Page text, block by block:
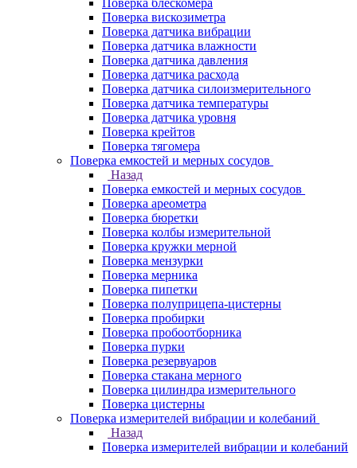
Поверка блескомера
Поверка вискозиметра
Поверка датчика вибрации
Поверка датчика влажности
Поверка датчика давления
Поверка датчика расхода
Поверка датчика силоизмерительного
Поверка датчика температуры
Поверка датчика уровня
Поверка крейтов
Поверка тягомера
Поверка емкостей и мерных сосудов
Назад
Поверка емкостей и мерных сосудов
Поверка ареометра
Поверка бюретки
Поверка колбы измерительной
Поверка кружки мерной
Поверка мензурки
Поверка мерника
Поверка пипетки
Поверка полуприцепа-цистерны
Поверка пробирки
Поверка пробоотборника
Поверка пурки
Поверка резервуаров
Поверка стакана мерного
Поверка цилиндра измерительного
Поверка цистерны
Поверка измерителей вибрации и колебаний
Назад
Поверка измерителей вибрации и колебаний